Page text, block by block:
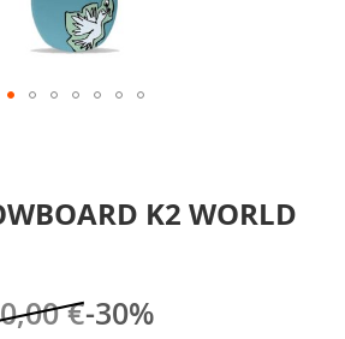
K2 WORLD
€-30%